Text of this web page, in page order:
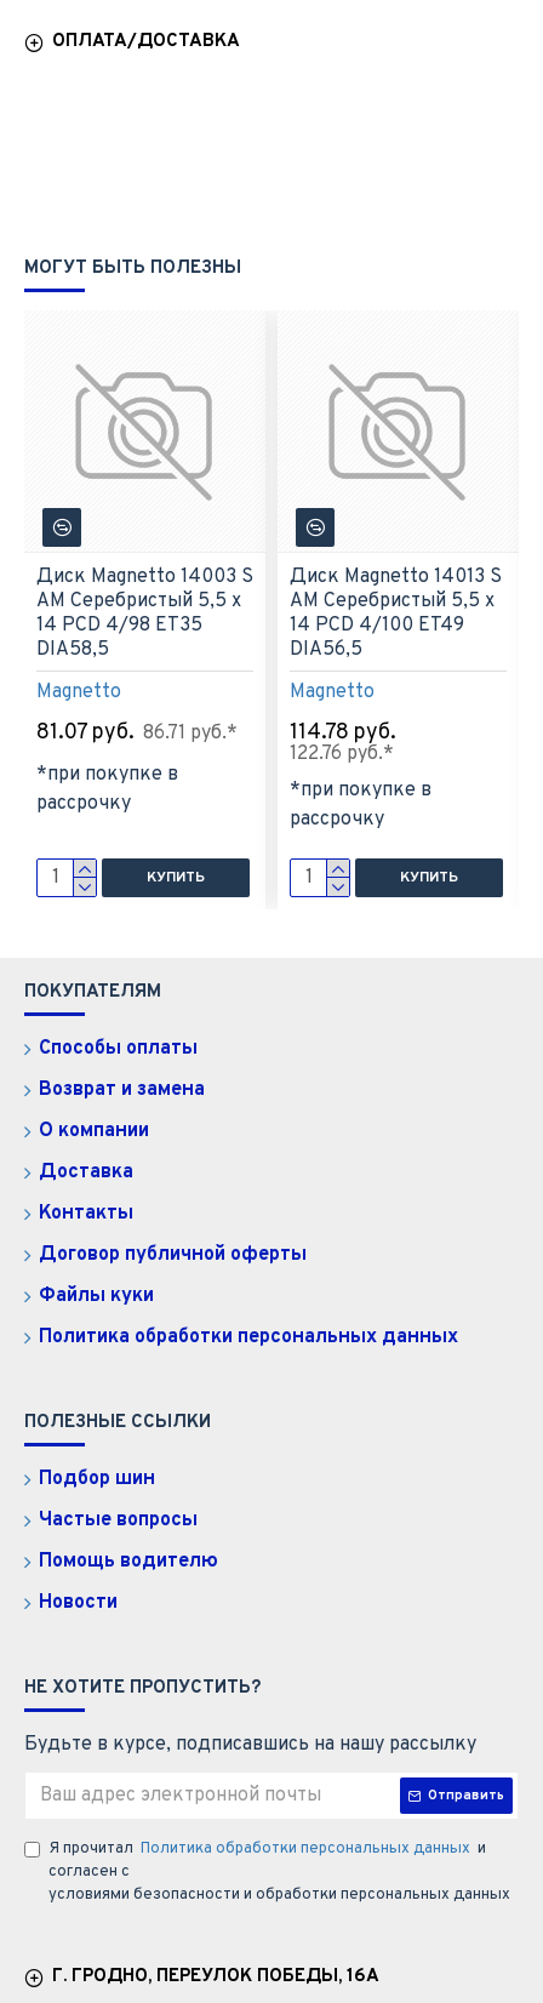
ОПЛАТА/ДОСТАВКА
МОГУТ БЫТЬ ПОЛЕЗНЫ
Magnetto
Диск Magnetto 14003 S
AM Серебристый 5,5 х
14 PCD 4/98 ET35
DIA58,5
81.07 руб. 86.71 руб.*
*при покупке в
рассрочку
КУПИТЬ
Magnetto
Диск Magnetto 14013 S
AM Серебристый 5,5 х
14 PCD 4/100 ET49
DIA56,5
114.78 руб.
122.76 руб.*
*при покупке в
рассрочку
КУПИТЬ
ПОКУПАТЕЛЯМ
Способы оплаты
Возврат и замена
О компании
Доставка
Контакты
Договор публичной оферты
Файлы куки
Политика обработки персональных данных
ПОЛЕЗНЫЕ ССЫЛКИ
Подбор шин
Частые вопросы
Помощь водителю
Новости
НЕ ХОТИТЕ ПРОПУСТИТЬ?
Будьте в курсе, подписавшись на нашу рассылку
Отправить
Я прочитал Политика обработки персональных данных и
согласен с
условиями безопасности и обработки персональных данных
Г. ГРОДНО, ПЕРЕУЛОК ПОБЕДЫ, 16А